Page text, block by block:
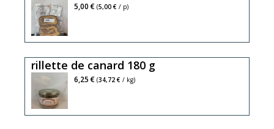
5,00 € (5,00 € / p)
rillette de canard 180 g
6,25 € (34,72 € / kg)